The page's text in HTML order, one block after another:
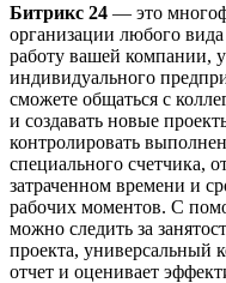
Битрикс 24 — это
организации любого
работу вашей компании,
индивидуального
сможете общаться с
и создавать новые
контролировать
специального счетчика,
затраченном времени и
рабочих моментов. С
можно следить за
проекта, универсальный
отчет и оценивает